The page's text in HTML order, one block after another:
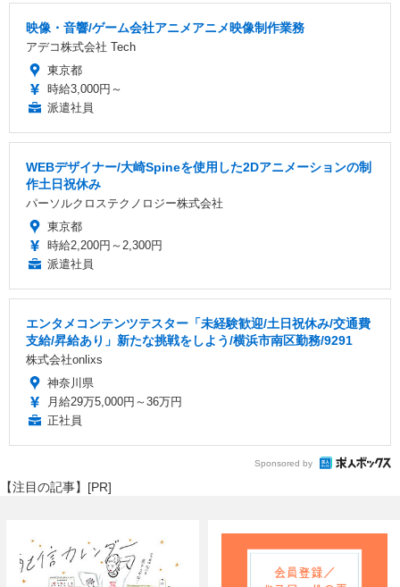
映像・音響/ゲーム会社アニメアニメ映像制作業務
アデコ株式会社 Tech
東京都
時給3,000円～
派遣社員
WEBデザイナー/大崎Spineを使用した2Dアニメーションの制
作土日祝休み
パーソルクロステクノロジー株式会社
東京都
時給2,200円～2,300円
派遣社員
エンタメコンテンツテスター「未経験歓迎/土日祝休み/交通費
支給/昇給あり」新たな挑戦をしよう/横浜市南区勤務/9291
株式会社onlixs
神奈川県
月給29万5,000円～36万円
正社員
Sponsored by
【注目の記事】[PR]